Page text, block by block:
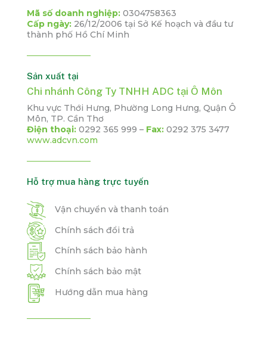
Mã số doanh nghiệp: 0304758363
Cấp ngày: 26/12/2006 tại Sở Kế hoạch và đầu tư
thành phố Hồ Chí Minh
Sản xuất tại
Chi nhánh Công Ty TNHH ADC tại Ô Môn
Khu vực Thới Hưng, Phường Long Hưng, Quận Ô
Môn, TP. Cần Thơ
Điện thoại:0292 365 999 – Fax:0292 375 3477
www.adcvn.com
Hỗ trợ mua hàng trực tuyến
Vận chuyển và thanh toán
Chính sách đổi trả
Chính sách bảo hành
Chính sách bảo mật
Hướng dẫn mua hàng